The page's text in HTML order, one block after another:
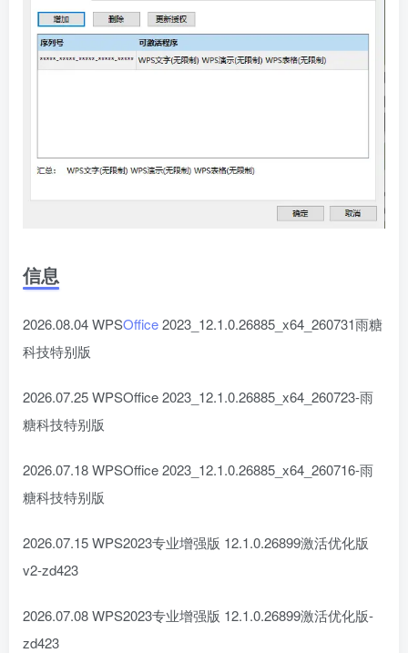
信息
2026.08.04 WPSOffice2023_12.1.0.26885_x64_260731雨糖
科技特别版
2026.07.25 WPSOffice 2023_12.1.0.26885_x64_260723-雨
糖科技特别版
2026.07.18 WPSOffice 2023_12.1.0.26885_x64_260716-雨
糖科技特别版
2026.07.15 WPS2023专业增强版 12.1.0.26899激活优化版
v2-zd423
2026.07.08 WPS2023专业增强版 12.1.0.26899激活优化版-
zd423